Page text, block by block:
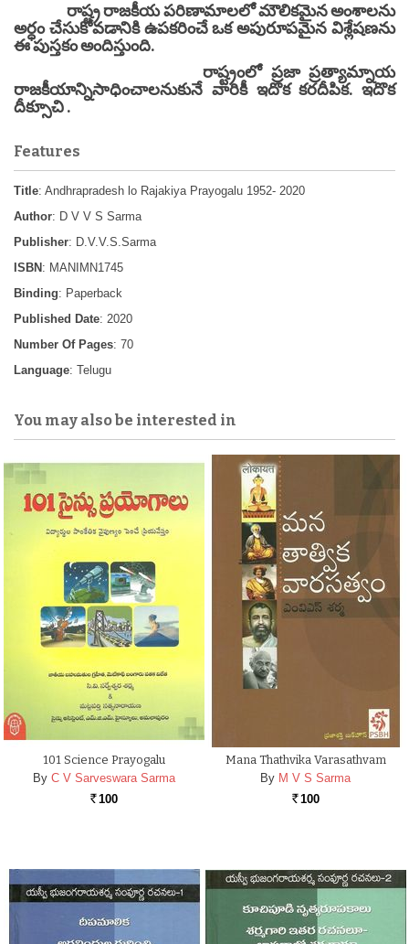
రాష్ట్ర రాజకీయ పరిణామాలలో మౌలికమైన అంశాలను
అర్ధం చేసుకోవడానికి ఉపకరించే ఒక అపురూపమైన విశ్లేషణను
ఈ పుస్తకం అందిస్తుంది.
రాష్ట్రంలో ప్రజా ప్రత్యామ్నాయ
రాజకీయాన్నిసాధించాలనుకునే వారికీ ఇదొక కరదీపిక. ఇదొక
దీక్సూచి .
Features
Title: Andhrapradesh lo Rajakiya Prayogalu 1952- 2020
Author: D V V S Sarma
Publisher: D.V.V.S.Sarma
ISBN : MANIMN1745
Binding: Paperback
Published Date: 2020
Number Of Pages: 70
Language: Telugu
You may also be interested in
101 Science Prayogalu
By C V Sarveswara Sarma
Rs. 100
Mana Thathvika Varasathvam
By M V S Sarma
Rs. 100